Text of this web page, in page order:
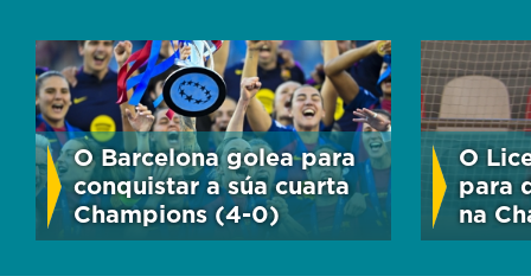
O Barcelona golea para
conquistar a súa cuarta
Champions (4-0)
O
para
na